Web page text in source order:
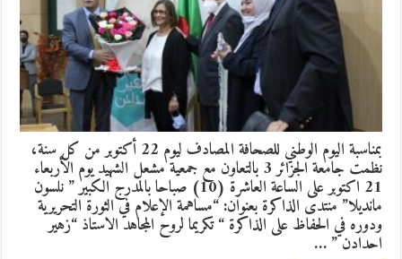
بمناسبة اليوم الوطني للصحافة المصادف ليوم 22 أكتوبر من كل سنة،
نظمت جامعة الجزائر 3 بالتعاون مع جمعية مشعل الشهيد يوم الأربعاء
21 اكتوبر على الساعة العاشرة (10) صباحا بالمدرج الكبير ” نلسون
مانديلا” منتدى الذاكرة بعنوان: “مساهمة الإعلام في الثورة التحريرية
ودوره في الحفاظ على الذاكرة “ تكريما لروح المجاهد الاستاذ “زهير
احدادن ” …